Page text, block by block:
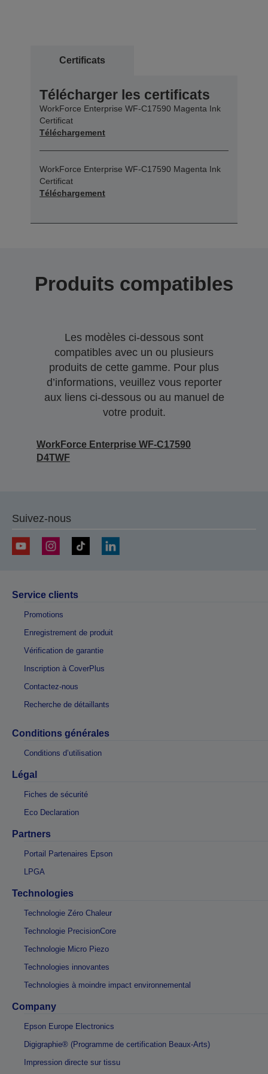
Certificats
Télécharger les certificats
WorkForce Enterprise WF-C17590 Magenta Ink
Certificat
Téléchargement
WorkForce Enterprise WF-C17590 Magenta Ink
Certificat
Téléchargement
Produits compatibles
Les modèles ci-dessous sont
compatibles avec un ou plusieurs
produits de cette gamme. Pour plus
d’informations, veuillez vous reporter
aux liens ci-dessous ou au manuel de
votre produit.
WorkForce Enterprise WF-C17590
D4TWF
Suivez-nous
Service clients
Promotions
Enregistrement de produit
Vérification de garantie
Inscription à CoverPlus
Contactez-nous
Recherche de détaillants
Conditions générales
Conditions d’utilisation
Légal
Fiches de sécurité
Eco Declaration
Partners
Portail Partenaires Epson
LPGA
Technologies
Technologie Zéro Chaleur
Technologie PrecisionCore
Technologie Micro Piezo
Technologies innovantes
Technologies à moindre impact environnemental
Company
Epson Europe Electronics
Digigraphie® (Programme de certification Beaux-Arts)
Impression directe sur tissu